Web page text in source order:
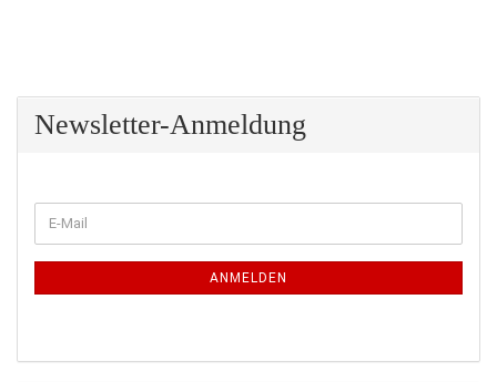
Newsletter-Anmeldung
ZUR
NEWSLETTER-
E-
Mail
ANMELDEN